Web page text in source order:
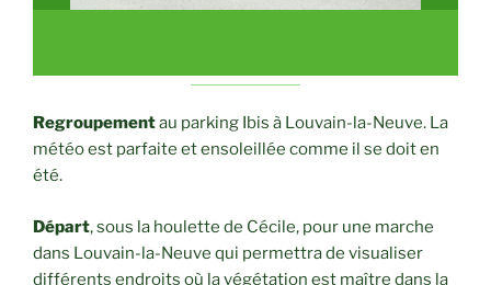
Regroupementau parking Ibis à Louvain-la-Neuve. La
météo est parfaite et ensoleillée comme il se doit en
été.
Départ, sous la houlette de Cécile, pour une marche
dans Louvain-la-Neuve qui permettra de visualiser
différents endroits où la végétation est maître dans la